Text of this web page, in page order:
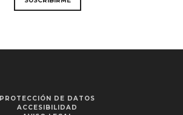
PROTECCIÓN DE DATOS
ACCESIBILIDAD